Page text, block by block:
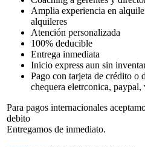
Amplia experiencia en
alquileres
Atención personalizada
100% deducible
Entrega inmediata
Inicio express aun sin
Pago con tarjeta de crédito o
chequera eletrconica, paypal,
Para pagos internacionales
debito
Entregamos de inmediato.